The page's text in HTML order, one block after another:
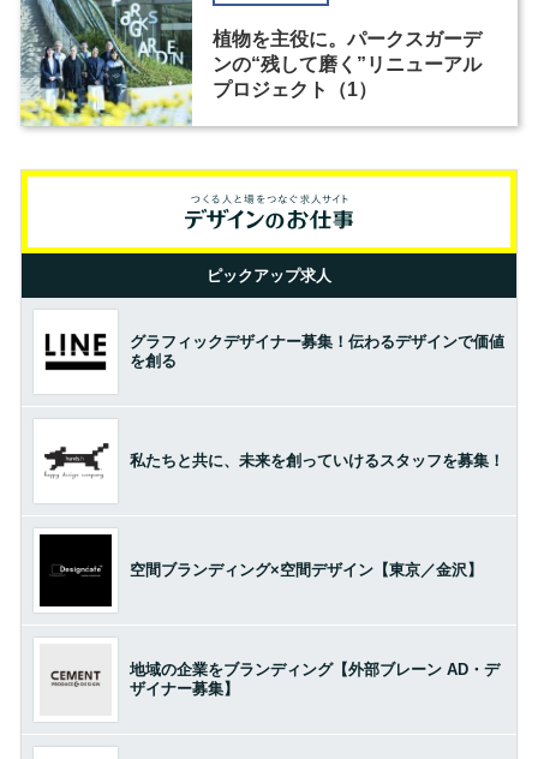
植物を主役に。パークスガーデ
ンの“残して磨く”リニューアル
プロジェクト（1）
ピックアップ求人
グラフィックデザイナー募集！伝わるデザインで価値
を創る
私たちと共に、未来を創っていけるスタッフを募集！
空間ブランディング×空間デザイン【東京／金沢】
地域の企業をブランディング【外部ブレーン AD・デ
ザイナー募集】